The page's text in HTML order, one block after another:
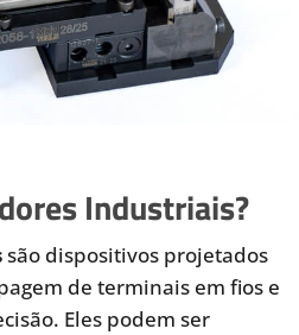
Industriais?
são dispositivos projetados
de terminais em fios e
Eles podem ser